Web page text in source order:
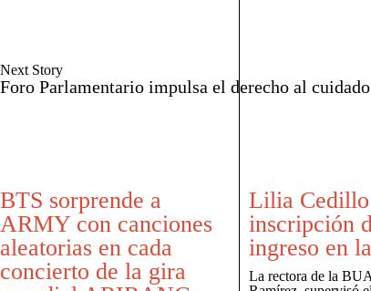
Next Story
Foro Parlamentario impulsa el derecho al
BTS sorprende a
ARMY con canciones
aleatorias en cada
concierto de la gira
Lilia Cedillo
inscripción
ingreso en
La rectora de la